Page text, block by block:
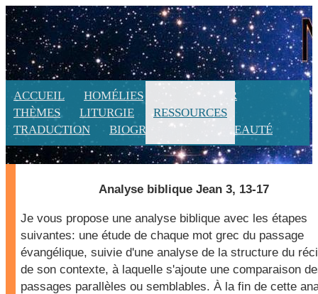
ACCUEIL HOMÉLIES
CALENDRIER
THÈMES
LITURGIE
RESSOURCES
TRADUCTION
BIOGRAPHIE NOUVEAUTÉ
Analyse biblique Jean 3, 13-17
Je vous propose une analyse biblique avec les étapes
suivantes: une étude de chaque mot grec du passage
évangélique, suivie d'une analyse de la structure du
de son contexte, à laquelle s'ajoute une comparaison
passages parallèles ou semblables. À la fin de cette